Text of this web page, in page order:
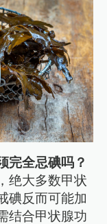
完全忌碘吗？
绝大多数甲状
碘反而可能加
结合甲状腺功